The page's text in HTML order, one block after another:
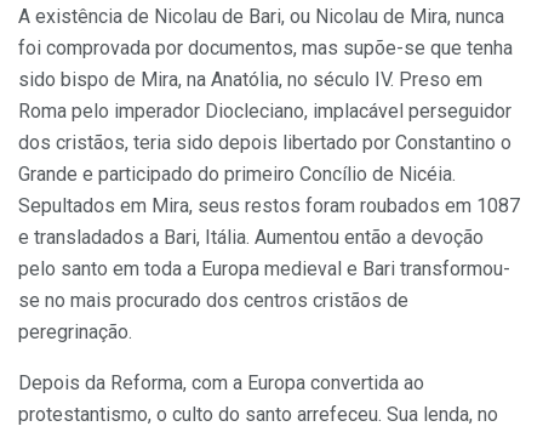
A existência de Nicolau de Bari, ou Nicolau de Mira, nunca
foi comprovada por documentos, mas supõe-se que tenha
sido bispo de Mira, na Anatólia, no século IV. Preso em
Roma pelo imperador Diocleciano, implacável perseguidor
dos cristãos, teria sido depois libertado por Constantino o
Grande e participado do primeiro Concílio de Nicéia.
Sepultados em Mira, seus restos foram roubados em 1087
e transladados a Bari, Itália. Aumentou então a devoção
pelo santo em toda a Europa medieval e Bari transformou-
se no mais procurado dos centros cristãos de
peregrinação.
Depois da Reforma, com a Europa convertida ao
protestantismo, o culto do santo arrefeceu. Sua lenda, no